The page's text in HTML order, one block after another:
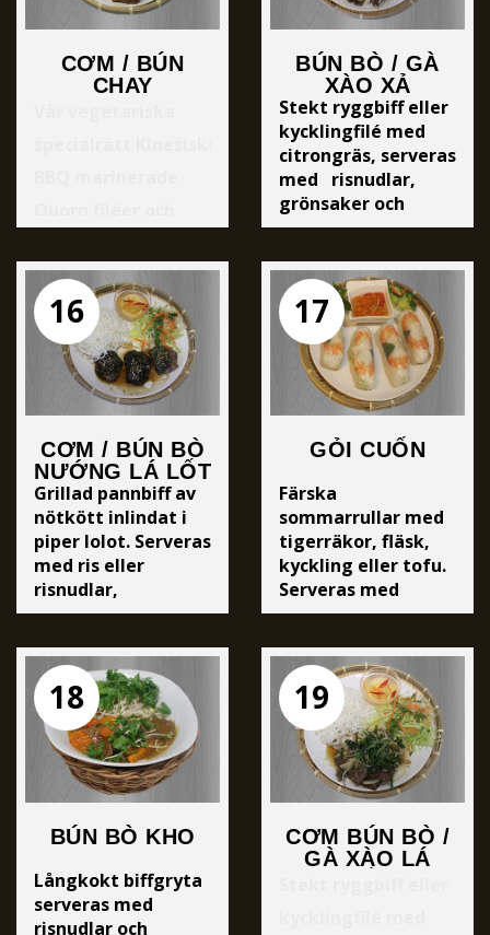
vårrullar med tufu
och grönsaker.
CƠM / BÚN
CHAY
citrongräs och
vitlök. Serveras
med ris eller nudlar,
grönsaker och
sötsur sojasås.
BÚN BÒ / GÀ
XÀO XẢ
Stekt ryggbiff eller
kycklingfilé med
citrongräs, serveras
med risnudlar,
grönsaker och
sötsur fisksås
16
CƠM / BÚN BÒ
NƯỚNG LÁ LỐT
Grillad pannbiff av
nötkött inlindat i
piper lolot. Serveras
med ris eller
risnudlar,
grönsaker och
17
GỎI CUỐN
Färska
sommarrullar med
tigerräkor, fläsk,
kyckling eller tofu.
Serveras med
sötsur fisksås eller
18
BÚN BÒ KHO
Långkokt biffgryta
serveras med
risnudlar och
19
CƠM BÚN BÒ /
GÀ XÀO LÁ